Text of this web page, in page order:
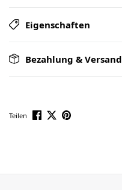
Eigenschaften
Bezahlung & Versand
Teilen